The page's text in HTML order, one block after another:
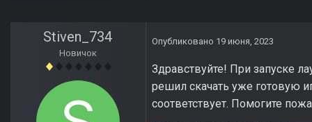
Stiven_734
Новичок
Опубликовано 19 июня, 2023
Здравствуйте! При запуске
решил скачать уже готовую
соответствует. Помогите